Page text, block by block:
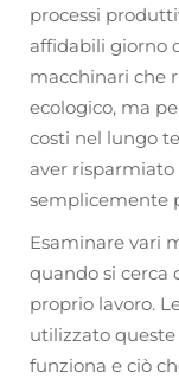
processi
affidabili giorno
macchinari che
ecologico, ma
costi nel lungo
aver
semplicemente
Esaminare vari
quando si cerca
proprio lavoro.
utilizzato
funziona e ciò